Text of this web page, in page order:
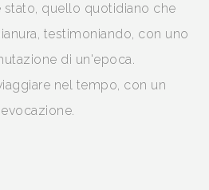
quello quotidiano che
testimoniando, con uno
di un'epoca.
nel tempo, con un